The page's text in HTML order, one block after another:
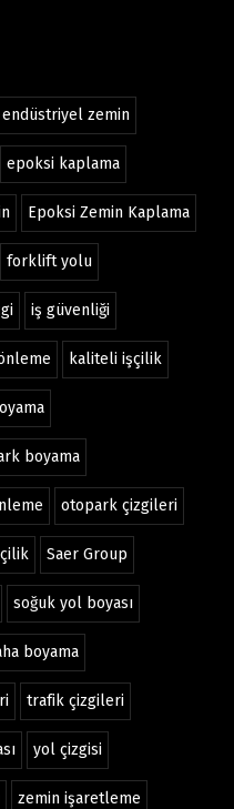
endüstriyel zemin
epoksi kaplama
Epoksi Zemin Kaplama
forklift yolu
iş güvenliği
kaliteli işçilik
boyama
otopark çizgileri
Saer Group
soğuk yol boyası
boyama
trafik çizgileri
yol çizgisi
zemin işaretleme